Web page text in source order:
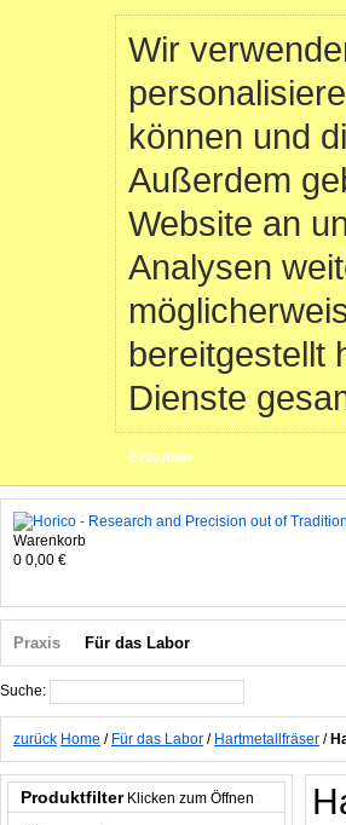
Wir
können und
Außerdem
Website an
Analysen
bereitgestellt
Dienste
Erlauben
Warenkorb
0 0,00 €
Praxis Für das Labor
Suche:
zurück Home / Für das Labor / Hartmetallfräser /
Produktfilter Klicken zum Öffnen